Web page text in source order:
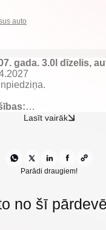
auto
gada. 3.0l dīzelis,
tipa salons ar
bagāžnieks.
2 zonu klimata
Lasīt vairāk
Parādi draugiem!
no šī